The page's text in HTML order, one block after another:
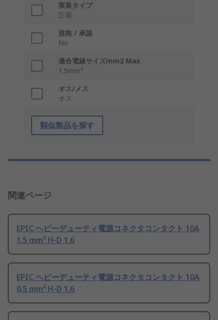
実装タイプ
圧着
規格 / 承認
No
適合電線サイズmm2 Max
1.5mm²
オス/メス
オス
類似製品を探す
関連ページ
EPIC ヘビーデューティ電源コネクタコンタクト 10A
1.5 mm² H-D 1.6
EPIC ヘビーデューティ電源コネクタコンタクト 10A
0.5 mm² H-D 1.6